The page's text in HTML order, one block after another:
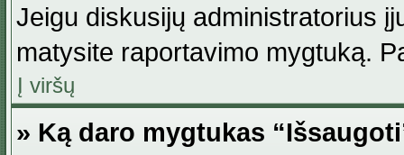
Jeigu diskusijų administratorius
matysite raportavimo mygtuką.
Į viršų
» Ką daro mygtukas